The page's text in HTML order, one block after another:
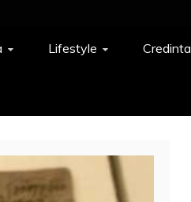
Lifestyle Credinta